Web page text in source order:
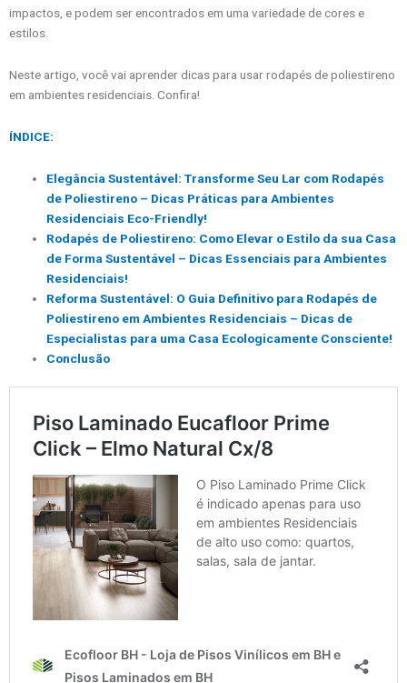
impactos, e podem ser encontrados em uma variedade de cores e
estilos.
Neste artigo, você vai aprender dicas para usar rodapés de poliestireno
em ambientes residenciais. Confira!
ÍNDICE:
Elegância Sustentável: Transforme Seu Lar com Rodapés
de Poliestireno – Dicas Práticas para Ambientes
Residenciais Eco-Friendly!
Rodapés de Poliestireno: Como Elevar o Estilo da sua Casa
de Forma Sustentável – Dicas Essenciais para Ambientes
Residenciais!
Reforma Sustentável: O Guia Definitivo para Rodapés de
Poliestireno em Ambientes Residenciais – Dicas de
Especialistas para uma Casa Ecologicamente Consciente!
Conclusão